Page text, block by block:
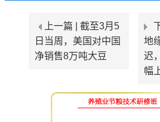
上一篇 | 截至3月5
日当周，美国对中国
净销售8万吨大豆
地
迟
幅